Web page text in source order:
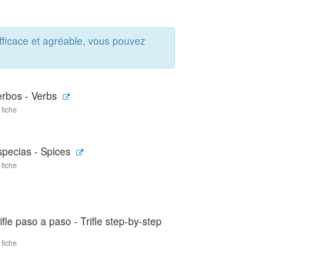
et agréable, vous pouvez
- Verbs
- Spices
paso a paso - Trifle step-by-step